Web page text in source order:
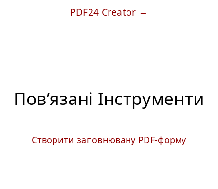
PDF24 Creator
Пов’язані Iнструменти
Створити заповнювану PDF-форму